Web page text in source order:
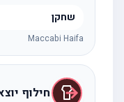
שחקן
Maccabi Haifa
חילוף יוצא